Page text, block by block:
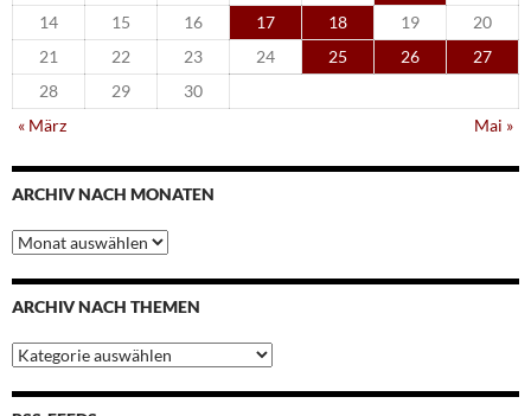
14
15 16 17 18 19
20
21
22 23 24 25 26
27
28
29
30
« März
Mai »
ARCHIV NACH MONATEN
Archiv
nach
Monaten
ARCHIV NACH THEMEN
Archiv
nach
Themen